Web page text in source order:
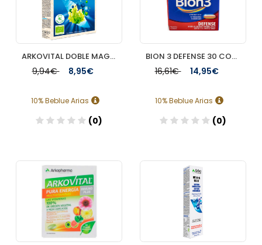
ARKOVITAL DOBLE MAGNESIO BIO 30 COMPRIMIDOS
9,94€ 8,95€
10% Beblue Arias
(0)
Añadir
BION 3 DEFENSE 30 COMP
16,61€ 14,95€
10% Beblue Arias
(0)
Añadir